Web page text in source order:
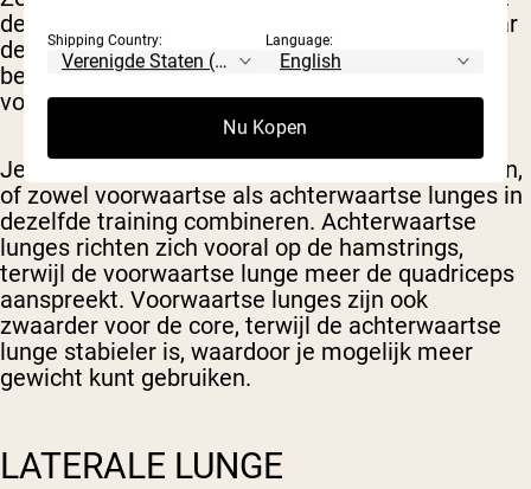
de linkerknie bijna de vloer raakt. Keer terug naar
de oorspronkelijke positie en herhaal, met beide
benen (je kunt afwisselen per herhaling, of een
volledige set per been doen).
Je kunt dit ook als een achterwaartse lunge doen,
of zowel voorwaartse als achterwaartse lunges in
dezelfde training combineren. Achterwaartse
lunges richten zich vooral op de hamstrings,
terwijl de voorwaartse lunge meer de quadriceps
aanspreekt. Voorwaartse lunges zijn ook
zwaarder voor de core, terwijl de achterwaartse
lunge stabieler is, waardoor je mogelijk meer
gewicht kunt gebruiken.
LATERALE LUNGE
Shipping Country: Language:
Nu Kopen